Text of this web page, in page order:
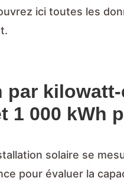
ici toutes les
par
1 000 kWh
solaire se
pour évaluer la